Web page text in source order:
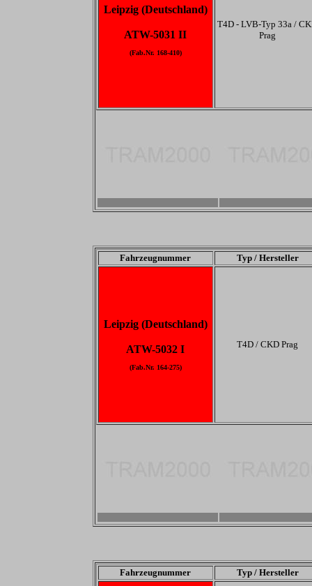
Leipzig (Deutschland)
ATW-5031 II
(Fab.Nr. 168-410)
T4D - LVB-Typ 33a /
Prag
Fahrzeugnummer Typ / Hersteller
Leipzig (Deutschland)
ATW-5032 I
(Fab.Nr. 164-275)
T4D / CKD Prag
Fahrzeugnummer Typ / Hersteller